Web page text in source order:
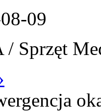
09
/ Sprzęt